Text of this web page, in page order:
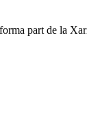
part de la